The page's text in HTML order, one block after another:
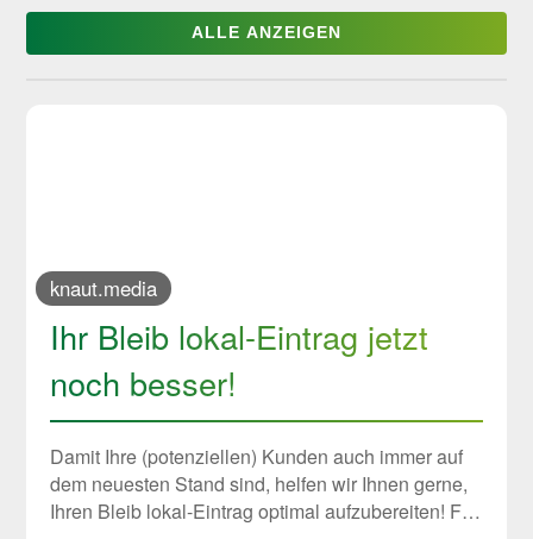
ALLE ANZEIGEN
knaut.media
Ihr Bleib lokal-Eintrag jetzt
noch besser!
Damit Ihre (potenziellen) Kunden auch immer auf
dem neuesten Stand sind, helfen wir Ihnen gerne,
Ihren Bleib lokal-Eintrag optimal aufzubereiten! Für